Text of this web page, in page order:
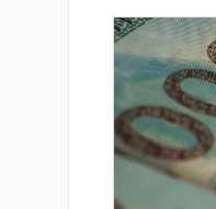
վարկանիշային